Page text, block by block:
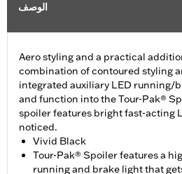
الوصف
Aero styling and a practical
combination of contoured styling
integrated auxiliary LED running/
and function into the Tour-Pak®
spoiler features bright fast-acting
noticed.
Vivid Black
Tour-Pak® Spoiler features a
running and brake light that